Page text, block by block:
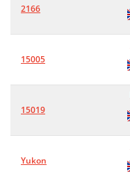
2166
15005
15019
Yukon